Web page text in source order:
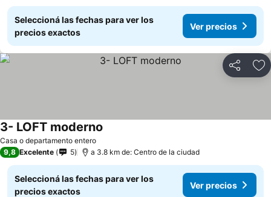
Seleccioná las fechas para ver los
precios exactos
Ver precios
Compartir
Casa o departamento entero
3- LOFT moderno
9,8 Excelente 5 a 3.8 km de: Centro de la ciudad
Seleccioná las fechas para ver los
precios exactos
Ver precios